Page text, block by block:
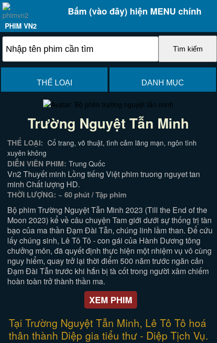
Bấm (vào đây) hiện MENU chính
PHIM VN2
THỂ LOẠI DANH MỤC
Trường Nguyệt Tẫn Minh
THỂ LOẠI: Cổ trang, võ thuật, tình cảm lãng mạn, ngôn tình
xuyên không
DIỄN VIÊN PHIM: Trung Quốc
Vn2 Thuyết minh Lồng tiếng Việt phim truong nguyet tan
minh Chất lượng HD.
THỜI LƯỢNG: ~ 60 phút / Tập phim
Bộ phim Trường Nguyệt Tẫn Minh 2023 (Till the End of the
Moon 2023) kể về câu chuyện Tam giới dưới sự thống trị tàn
bạo của ma thần Đạm Đài Tẫn, chúng linh lầm than. Để cứu
lấy chúng sinh, Lê Tô Tô - con gái của Hành Dương tông
chưởng môn, đã quyết định thực hiện một nhiệm vụ vô cùng
nguy hiểm, quay trở lại thời điểm 500 năm trước ngăn cản
Đạm Đài Tẫn trước khi hắn bị tà cốt trong người xâm chiếm
hoàn toàn trở thành thần ma.
XEM PHIM
Tại Trường Nguyệt Tẫn Minh, Lê Tô Tô hoá
thân thành Diệp gia tiểu thư - Diệp Tịch Vụ.